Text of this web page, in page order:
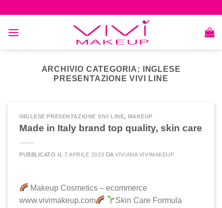
content
ARCHIVIO CATEGORIA:
INGLESE
PRESENTAZIONE VIVI LINE
INGLESE PRESENTAZIONE VIVI LINE, MAKEUP
Made in Italy brand top quality, skin care
PUBBLICATO IL 7 APRILE 2020 DAVIVIANA VIVIMAKEUP
Makeup Cosmetics – ecommerce
www.vivimakeup.com​
Skin Care Formula